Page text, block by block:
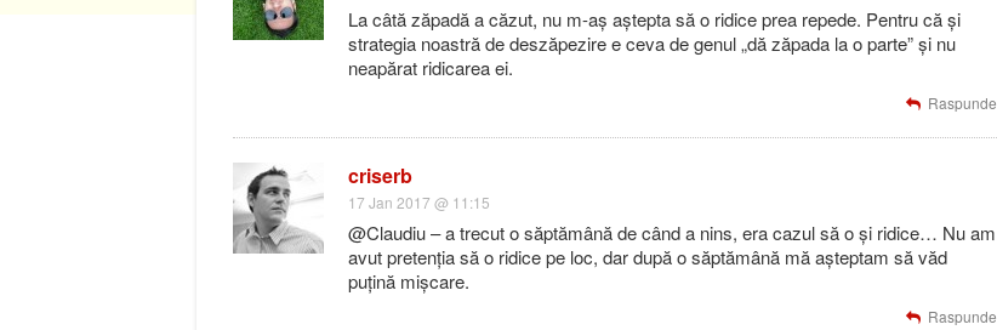
La câtă zăpadă a căzut, nu m-aș aștepta să o ridice prea repede. Pentru că și
strategia noastră de deszăpezire e ceva de genul „dă zăpada la o parte” și nu
neapărat ridicarea ei.
Raspunde
criserb
17 Jan 2017 @ 11:15
@Claudiu – a trecut o săptămână de când a nins, era cazul să o și ridice… Nu am
avut pretenția să o ridice pe loc, dar după o săptămână mă așteptam să văd
puțină mișcare.
Raspunde